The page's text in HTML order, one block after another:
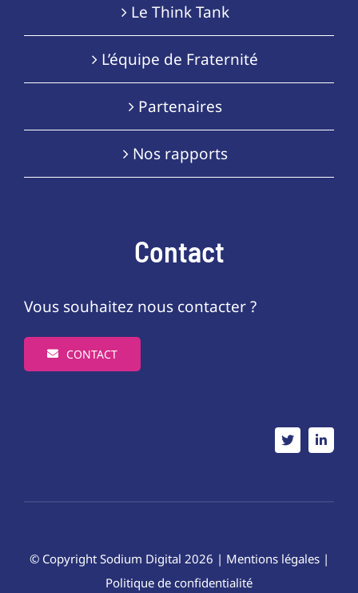
Le Think Tank
L’équipe de Fraternité
Partenaires
Nos rapports
Contact
Vous souhaitez nous contacter ?
CONTACT
© Copyright Sodium Digital 2026 | Mentions légales|
Politique de confidentialité